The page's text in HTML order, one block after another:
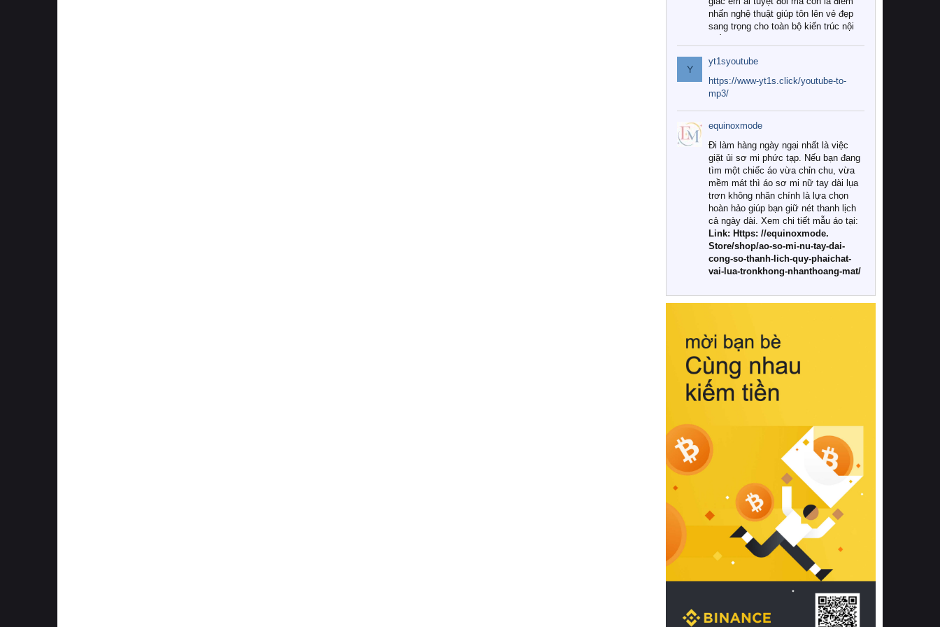
nhấn nghệ thuật giúp tôn lên vẻ đẹp
sang trọng cho toàn bộ kiến trúc nội
Tuy nhiên, giữa thị trường đa dạng
với vô vàn thương hiệu và mẫu mã
như hiện nay, làm thế nào để chọn
được những bộ chăn ga gối đệm cao
cấp thực sự chất lượng, phù hợp với
khí hậu và nhu cầu sử dụng của gia
đình? Hãy cùng chúng tôi đi tìm lời
giải đáp chi tiết qua bài viết dưới đây.
1. Tại sao các gia đình hiện đại lại ưa
chuộng chăn ga gối đệm cao cấp?
Khác với các dòng sản phẩm thông
thường, những bộ chăn ga gối đệm
cao cấp trải qua quy trình sản xuất
nghiêm ngặt từ khâu chọn lọc nguyên
liệu tự nhiên đến công nghệ dệt
nhuộm hiện đại không chứa hóa chất
này, bạn sẽ cảm nhận rõ rệt sự khác
hồi chuẩn xác của phần đệm nâng đỡ
cột sống.
Bên cạnh đó, việc lựa chọn các dòng
sản phẩm đạt chuẩn chất lượng quốc
tế còn giúp ngăn ngừa tình trạng kích
khuẩn và nấm mốc trong điều kiện
thời tiết nóng ẩm. Bạn có thể tìm hiểu
thêm các nghiên cứu khoa học về tác
động của giấc ngủ và môi trường
phòng ngủ đối với sức khỏe con
người tại Sleep Foundation (External
Link) để có cái nhìn toàn diện hơn.
2. Các tiêu chí vàng khi lựa chọn
chăn ga gối đệm cao cấp cho phòng
ngủ
Để sở hữu một bộ chăn ga gối đệm
cao cấp hoàn hảo cả về thẩm mỹ lẫn
công năng, người tiêu dùng cần cân
nhắc kỹ lưỡng các tiêu chí quan trọng
Y
yt1syoutube
https://www-yt1s.click/youtube-to-
mp3/
equinoxmode
Đi làm hàng ngày ngại nhất là việc
giặt ủi sơ mi phức tạp. Nếu bạn đang
tìm một chiếc áo vừa chỉn chu, vừa
mềm mát thì áo sơ mi nữ tay dài lụa
trơn không nhăn chính là lựa chọn
hoàn hảo giúp bạn giữ nét thanh lịch
cả ngày dài. Xem chi tiết mẫu áo tại:
Link: Https: //equinoxmode.
Store/shop/ao-so-mi-nu-tay-dai-
cong-so-thanh-lich-quy-phaichat-
vai-lua-tronkhong-nhanthoang-mat/